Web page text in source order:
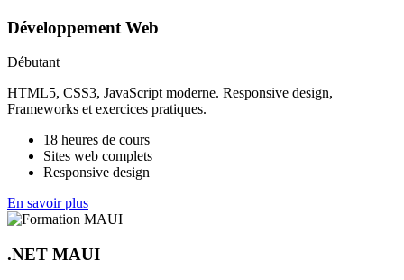
Développement Web
Débutant
HTML5, CSS3, JavaScript moderne. Responsive design,
Frameworks et exercices pratiques.
18 heures de cours
Sites web complets
Responsive design
En savoir plus
.NET MAUI